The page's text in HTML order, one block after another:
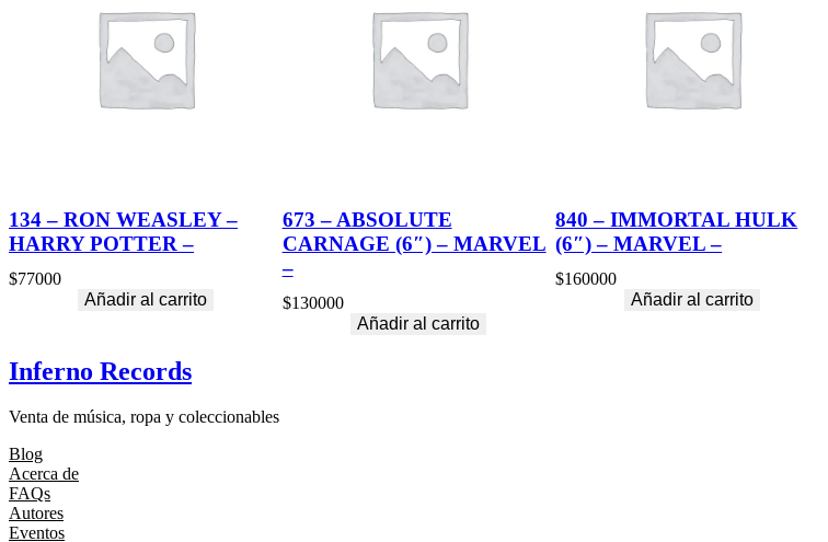
134 – RON WEASLEY –
HARRY POTTER –
$77000
Añadir al carrito
673 – ABSOLUTE
CARNAGE (6″) – MARVEL
–
$130000
Añadir al carrito
840 – IMMORTAL HULK
(6″) – MARVEL –
$160000
Añadir al carrito
Inferno Records
Venta de música, ropa y coleccionables
Blog
Acerca de
FAQs
Autores
Eventos